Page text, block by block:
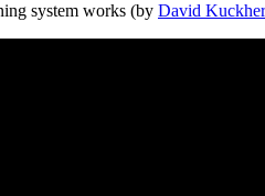
system works (by David